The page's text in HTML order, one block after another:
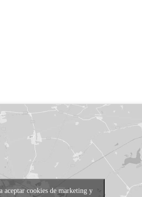
aceptar cookies de marketing y